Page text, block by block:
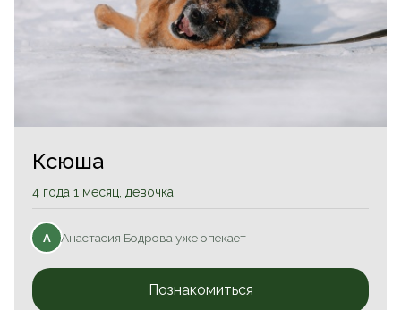
Ксюша
4 года 1 месяц, девочка
А Анастасия Бодрова уже опекает
Познакомиться